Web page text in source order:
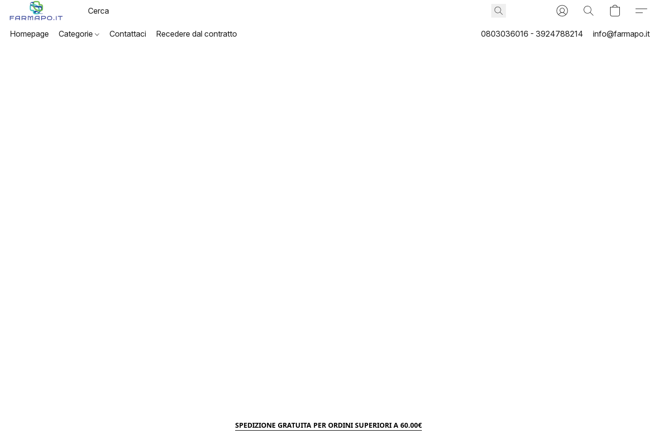
Homepage Categorie Contattaci Recedere dal contratto 0803036016 - 3924788214 info@farmapo.it
SPEDIZIONE GRATUITA PER ORDINI SUPERIORI A 60.00€